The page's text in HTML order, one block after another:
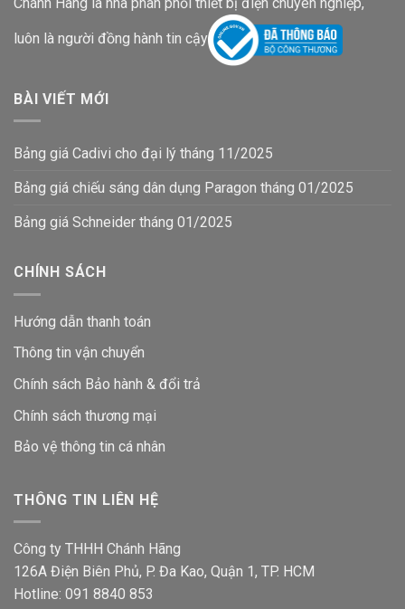
luôn là người đồng hành tin cậy
BÀI VIẾT MỚI
Bảng giá Cadivi cho đại lý tháng 11/2025
Bảng giá chiếu sáng dân dụng Paragon tháng 01/2025
Bảng giá Schneider tháng 01/2025
CHÍNH SÁCH
Hướng dẫn thanh toán
Thông tin vận chuyển
Chính sách Bảo hành & đổi trả
Chính sách thương mại
Bảo vệ thông tin cá nhân
THÔNG TIN LIÊN HỆ
Công ty THHH Chánh Hãng
126A Điện Biên Phủ, P. Đa Kao, Quận 1, TP. HCM
Hotline: 091 8840 853